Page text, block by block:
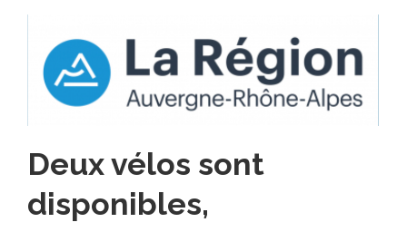
Deux vélos sont
disponibles,